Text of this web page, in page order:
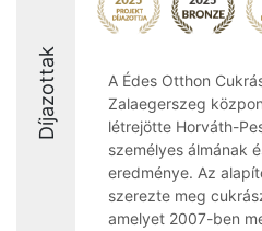
Díjazottak
A Édes Otthon
Zalaegerszeg
létrejötte Horváth-
személyes álmának
eredménye. Az
szerezte meg
amelyet 2007-ben